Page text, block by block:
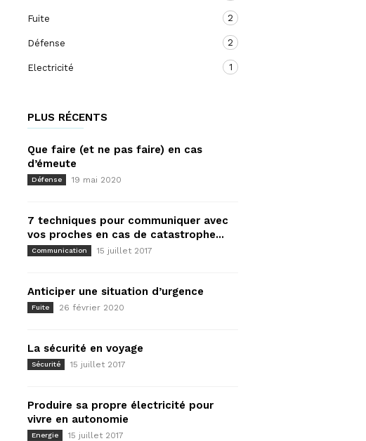
Fuite 2
Défense 2
Electricité 1
PLUS RÉCENTS
Que faire (et ne pas faire) en cas
d’émeute
Défense 19 mai 2020
7 techniques pour communiquer avec
vos proches en cas de catastrophe...
Communication 15 juillet 2017
Anticiper une situation d’urgence
Fuite 26 février 2020
La sécurité en voyage
Sécurité 15 juillet 2017
Produire sa propre électricité pour
vivre en autonomie
Energie 15 juillet 2017